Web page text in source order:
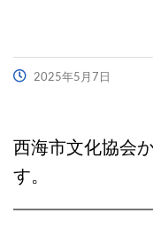
2025年5月7日
西海市文化協会
す。